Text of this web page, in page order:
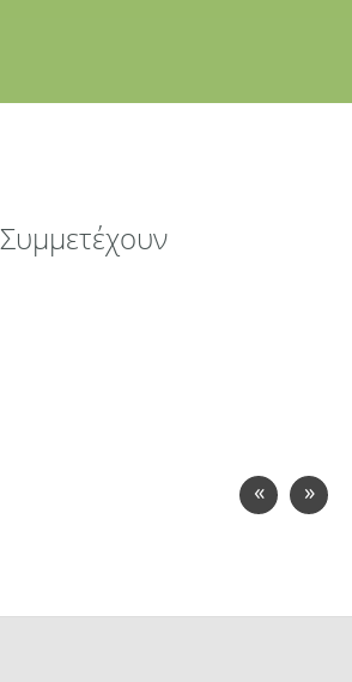
Συμμετέχουν
« »